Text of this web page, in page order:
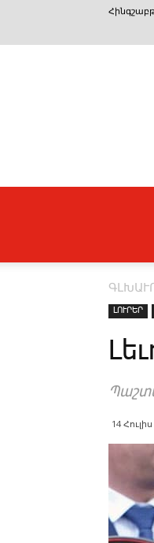
ԼՈՒՐԵՐ
14